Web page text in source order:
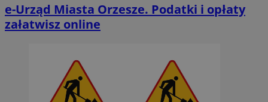
e-Urząd Miasta Orzesze. Podatki i opłaty
załatwisz online